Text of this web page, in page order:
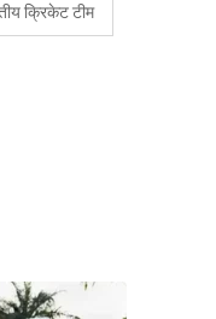
क्रिकेट टीम